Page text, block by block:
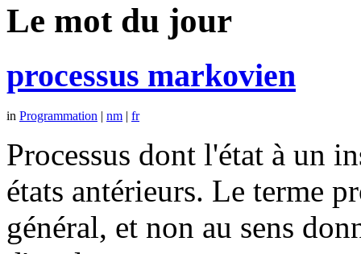
Le mot du jour
processus markovien
in Programmation | nm | fr
Processus dont l'état à un
états antérieurs. Le terme
général, et non au sens